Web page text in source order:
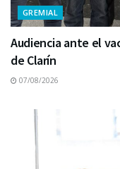
GREMIAL
Audiencia ante el
de Clarín
07/08/2026